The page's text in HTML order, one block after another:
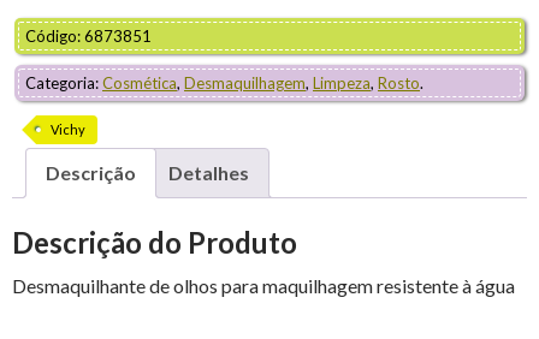
Código: 6873851
Categoria:Cosmética, Desmaquilhagem, Limpeza, Rosto.
Vichy
Descrição Detalhes
Descrição do Produto
Desmaquilhante de olhos para maquilhagem resistente à água